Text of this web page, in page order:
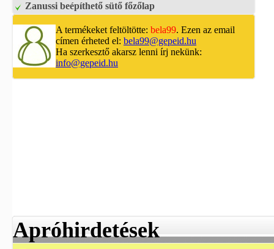
Zanussi beépíthető sütő főzőlap
A termékeket feltöltötte: bela99. Ezen az email
címen érheted el: bela99@gepeid.hu
Ha szerkesztő akarsz lenni írj nekünk:
info@gepeid.hu
Apróhirdetések